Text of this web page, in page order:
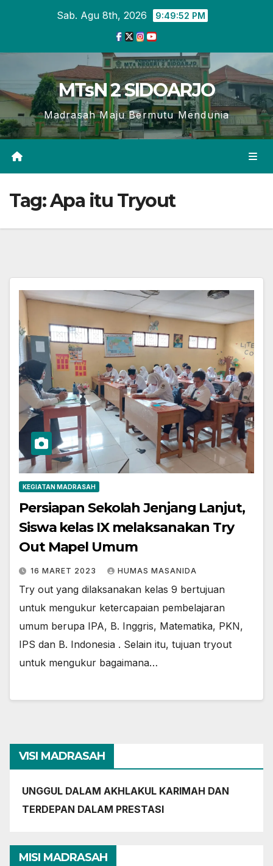
Sab. Agu 8th, 2026 9:49:53 PM
MTsN 2 SIDOARJO
Madrasah Maju Bermutu Mendunia
Tag:Apa itu Tryout
KEGIATAN MADRASAH
Persiapan Sekolah Jenjang Lanjut,
Siswa kelas IX melaksanakan Try
Out Mapel Umum
16 MARET 2023 HUMAS MASANIDA
Try out yang dilaksanakan kelas 9 bertujuan
untuk mengukur ketercapaian pembelajaran
umum berupa IPA, B. Inggris, Matematika, PKN,
IPS dan B. Indonesia . Selain itu, tujuan tryout
untuk mengukur bagaimana…
VISI MADRASAH
UNGGUL DALAM AKHLAKUL KARIMAH DAN
TERDEPAN DALAM PRESTASI
MISI MADRASAH